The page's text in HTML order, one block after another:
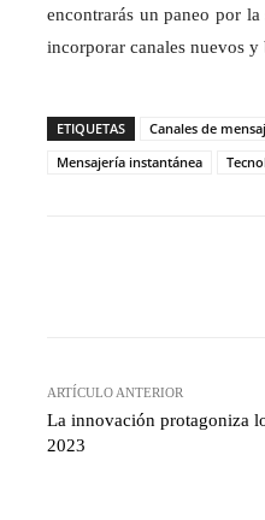
encontrarás un paneo por
incorporar canales nuevos y
ETIQUETAS Canales de
Mensajería instantánea
ARTÍCULO ANTERIOR
La innovación protagoniza
2023